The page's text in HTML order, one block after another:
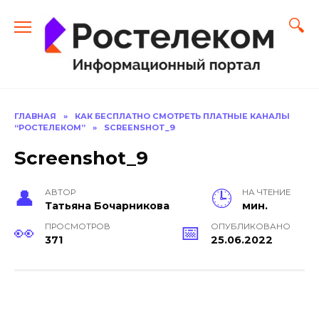
содержанию
ГЛАВНАЯ »
КАК БЕСПЛАТНО СМОТРЕТЬ ПЛАТНЫЕ КАНАЛЫ
“РОСТЕЛЕКОМ”
» SCREENSHOT_9
Screenshot_9
АВТОР
Тать­яна Бо­чар­ни­кова
НА ЧТЕНИЕ
мин.
ПРОСМОТРОВ
371
ОПУБЛИКОВАНО
25.06.2022